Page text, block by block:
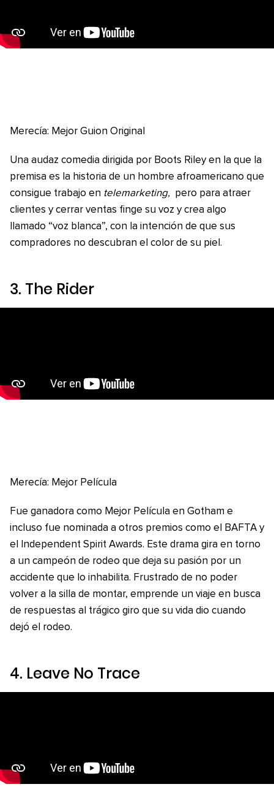
Merecía: Mejor Guion Original
Una audaz comedia dirigida por Boots Riley en la que la
premisa es la historia de un hombre afroamericano que
consigue trabajo en telemarketing, pero para atraer
clientes y cerrar ventas finge su voz y crea algo
llamado “voz blanca”, con la intención de que sus
compradores no descubran el color de su piel.
3. The Rider
Merecía: Mejor Película
Fue ganadora como Mejor Película en Gotham e
incluso fue nominada a otros premios como el BAFTA y
el Independent Spirit Awards. Este drama gira en torno
a un campeón de rodeo que deja su pasión por un
accidente que lo inhabilita. Frustrado de no poder
volver a la silla de montar, emprende un viaje en busca
de respuestas al trágico giro que su vida dio cuando
dejó el rodeo.
4. Leave No Trace